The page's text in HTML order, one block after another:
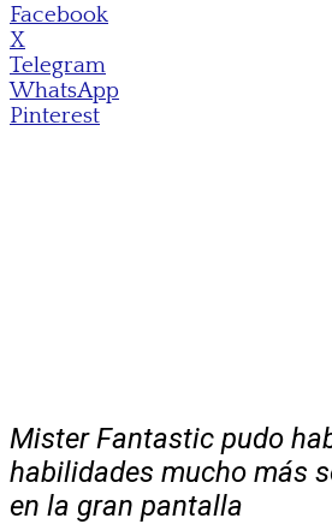
Facebook
X
Telegram
WhatsApp
Pinterest
Mister Fantastic pudo
habilidades mucho más
en la gran pantalla